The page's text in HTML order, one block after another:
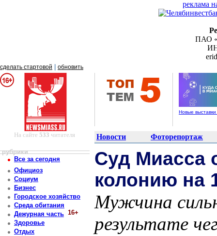
реклама
ПАО
сделать стартовой обновить
Новые выставки
На сайте 533 читателя Новости Фоторепортаж
рубрики
Все за сегодня
Официоз
Социум
Бизнес
Городское хозяйство
Среда обитания
Дежурная часть 16+
Здоровье
Отдых
Суд Миасса
колонию на
Мужчина
результате